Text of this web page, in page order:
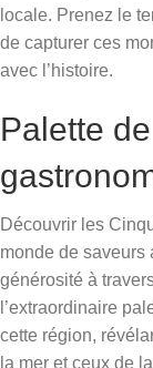
locale. Prenez le
de capturer ces
avec l’histoire.
Palette
Découvrir les
monde de saveurs
générosité à
l’extraordinaire
cette région,
la mer et ceux de